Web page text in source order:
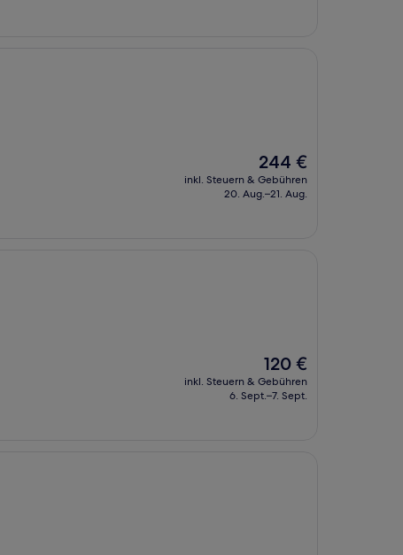
Der
Preis
beträgt
244 €
inkl. Steuern & Gebühren
20. Aug.–21. Aug.
Der
Preis
beträgt
120 €
inkl. Steuern & Gebühren
6. Sept.–7. Sept.